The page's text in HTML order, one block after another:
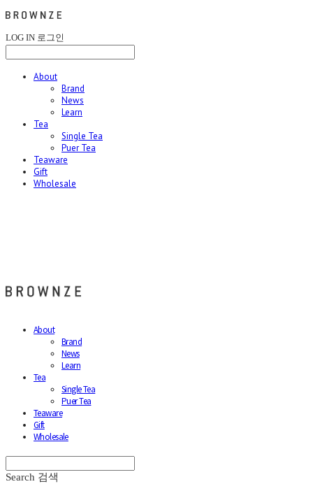
LOG IN 로그인
About
Brand
News
Learn
Tea
Single Tea
Puer Tea
Teaware
Gift
Wholesale
About
Brand
News
Learn
Tea
Single Tea
Puer Tea
Teaware
Gift
Wholesale
Search 검색